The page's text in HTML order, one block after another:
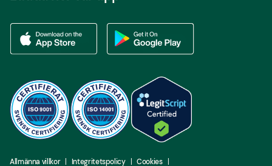
Allmänna villkor Integritetspolicy Cookies